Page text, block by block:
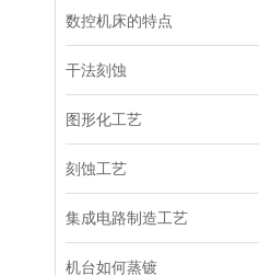
数控机床的特点
干法刻蚀
图形化工艺
刻蚀工艺
集成电路制造工艺
机台如何蒸镀